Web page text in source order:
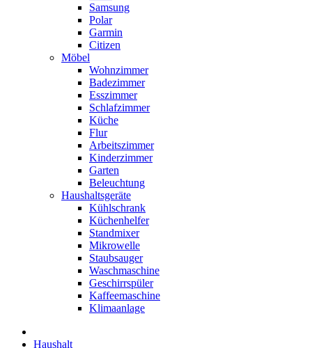
Samsung
Polar
Garmin
Citizen
Möbel
Wohnzimmer
Badezimmer
Esszimmer
Schlafzimmer
Küche
Flur
Arbeitszimmer
Kinderzimmer
Garten
Beleuchtung
Haushaltsgeräte
Kühlschrank
Küchenhelfer
Standmixer
Mikrowelle
Staubsauger
Waschmaschine
Geschirrspüler
Kaffeemaschine
Klimaanlage
Haushalt